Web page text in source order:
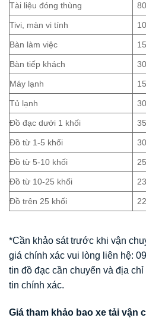
Tài liệu đóng thùng
Tivi, màn vi tính
Bàn làm việc
Bàn tiếp khách
Máy lạnh
Tủ lạnh
Đồ đạc dưới 1 khối
Đồ từ 1-5 khối
Đồ từ 5-10 khối
Đồ từ 10-25 khối
Đồ trên 25 khối
*Cần khảo sát trước khi vận
giá chính xác vui lòng liên hệ:
tin đồ đạc cần chuyển và địa
tin chính xác.
Giá tham khảo bao xe tải vận